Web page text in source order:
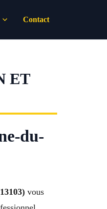
Contact
ET
du-
vous